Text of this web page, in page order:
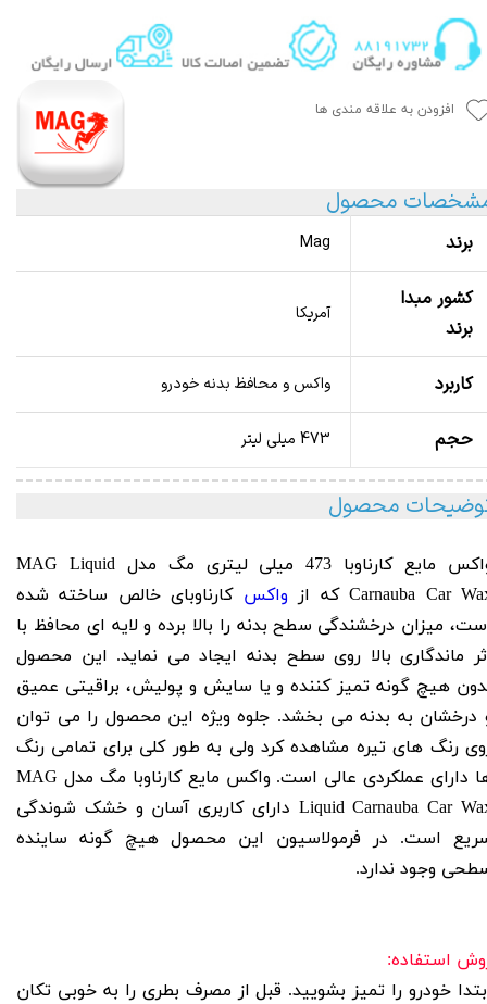
افزودن به علاقه مندی ها
محصول
برند Mag
کشور مبدا
برند
آمریکا
کاربرد واکس و محافظ بدنه خودرو
حجم 473 میلی لیتر
محصول
واکس مایع کارناوبا 473 میلی لیتری مگ مدل MAG Liquid
Carnauba Carکه از واکس کارناوبای خالص ساخته شده
میزان درخشندگی سطح بدنه را بالا برده و لایه ای محافظ با
ماندگاری بالا روی سطح بدنه ایجاد می نماید. این محصول
هیچ گونه تمیز کننده و یا سایش و پولیش، براقیتی عمیق
درخشان به بدنه می بخشد. جلوه ویژه این محصول را می توان
رنگ های تیره مشاهده کرد ولی به طور کلی برای تمامی رنگ
دارای عملکردی عالی است.
واکس مایع کارناوبا مگ مدل MAG
Liquid Carnauba Car دارای کاربری آسان و خشک شوندگی
است. در فرمولاسیون این محصول هیچ گونه ساینده
وجود ندارد.
استفاده:
خودرو را تمیز بشویید. قبل از مصرف بطری را به خوبی تکان